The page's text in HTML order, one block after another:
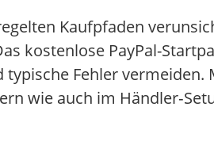
Kaufpfaden
kostenlose PayPal-
Fehler
wie auch im